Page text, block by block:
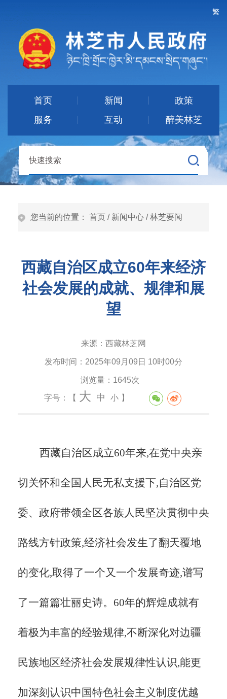
繁
首页 新闻
政策
服务
互动 醉美林芝
您当前的位置： 首页 / 新闻中心 /林芝要闻
西藏自治区成立60年来经济
社会发展的成就、规律和展
望
来源： 西藏林芝网
发布时间： 2025年09月09日 10时00分
浏览量： 1645次
字号：【 大 中 小 】
西藏自治区成立60年来,在党中央亲
切关怀和全国人民无私支援下,自治区党
委、政府带领全区各族人民坚决贯彻中央
路线方针政策,经济社会发生了翻天覆地
的变化,取得了一个又一个发展奇迹,谱写
了一篇篇壮丽史诗。60年的辉煌成就有
着极为丰富的经验规律,不断深化对边疆
民族地区经济社会发展规律性认识,能更
加深刻认识中国特色社会主义制度优越